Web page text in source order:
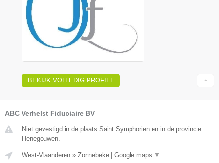
BEKIJK VOLLEDIG PROFIEL
ABC Verhelst Fiduciaire BV
Niet gevestigd in de plaats Saint Symphorien en in de provincie
Henegouwen.
West-Vlaanderen » Zonnebeke Google maps ▼